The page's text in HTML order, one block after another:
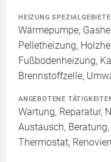
HEIZUNG SPEZIALGEBIETE
Wärmepumpe,
Pelletheizung,
Fußbodenheizung,
Brennstoffzelle,
ANGEBOTENE
Wartung, Reparatur,
Austausch,
Thermostat,